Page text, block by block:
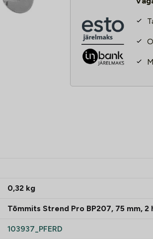
haaratsit
kogus
0,32 kg
Tõmmits Strend Pro BP207, 75 mm, 2
103937_PFERD